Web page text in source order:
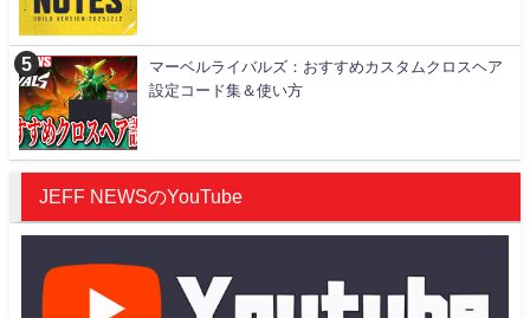
マーベルライバルズ：おすすめカスタムクロスヘア
設定コード集＆使い方
JEFF NEWSのYouTube